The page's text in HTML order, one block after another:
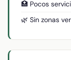
🏥 Pocos
🌿 Sin zonas